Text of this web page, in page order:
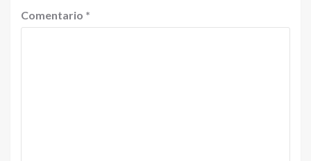
Comentario *